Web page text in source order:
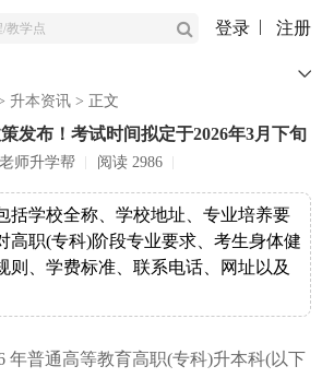
登录 注册
升本资讯 > 正文
发布！考试时间拟定于2026年3月下旬
师升学帮 阅读 2986
括学校全称、学校地址、专业培养要
高职(专科)阶段专业要求、考生身体健
则、学费标准、联系电话、网址以及
年普通高等教育高职(专科)升本科(以下